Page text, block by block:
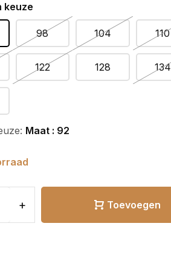
keuze
98 104 110
122 128 134
Maat : 92
+ Toevoegen